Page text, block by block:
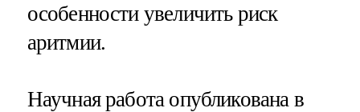
особенности увеличить риск
аритмии.
Научная работа опубликована в